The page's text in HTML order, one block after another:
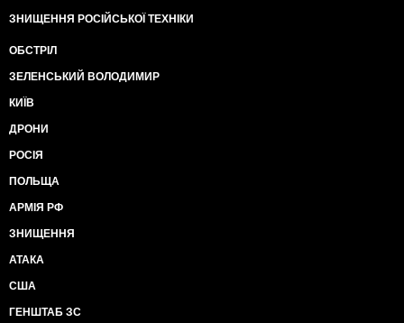
ЗНИЩЕННЯ РОСІЙСЬКОЇ ТЕХНІКИ
ОБСТРІЛ
ЗЕЛЕНСЬКИЙ ВОЛОДИМИР
КИЇВ
ДРОНИ
РОСІЯ
ПОЛЬЩА
АРМІЯ РФ
ЗНИЩЕННЯ
АТАКА
США
ГЕНШТАБ ЗС